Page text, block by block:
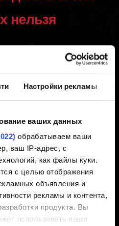
Настройки рекламы
ваших данных
обрабатываем ваши
ваш IP-адрес, с
как файлы куки.
с целью отображения
объявления и
рекламы и контента,
продукта. Вы
использовать ваши
нельзя
1 год назад
что сохранения не
двумя версиями ("Игра
как в консольных
разными продуктами.
консолях несовместимы
«Ведьмак 3: Дикая
Консоль воспринимает
вы хотите продолжить с